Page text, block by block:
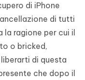
di iPhone
di tutti
la ragione per cui il
o bricked,
di questa
che dopo il